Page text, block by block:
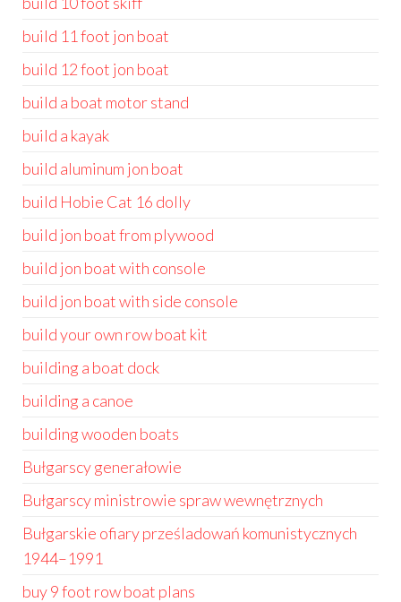
build 11 foot jon boat
build 12 foot jon boat
build a boat motor stand
build a kayak
build aluminum jon boat
build Hobie Cat 16 dolly
build jon boat from plywood
build jon boat with console
build jon boat with side console
build your own row boat kit
building a boat dock
building a canoe
building wooden boats
Bułgarscy generałowie
Bułgarscy ministrowie spraw wewnętrznych
Bułgarskie ofiary prześladowań komunistycznych
1944–1991
buy 9 foot row boat plans